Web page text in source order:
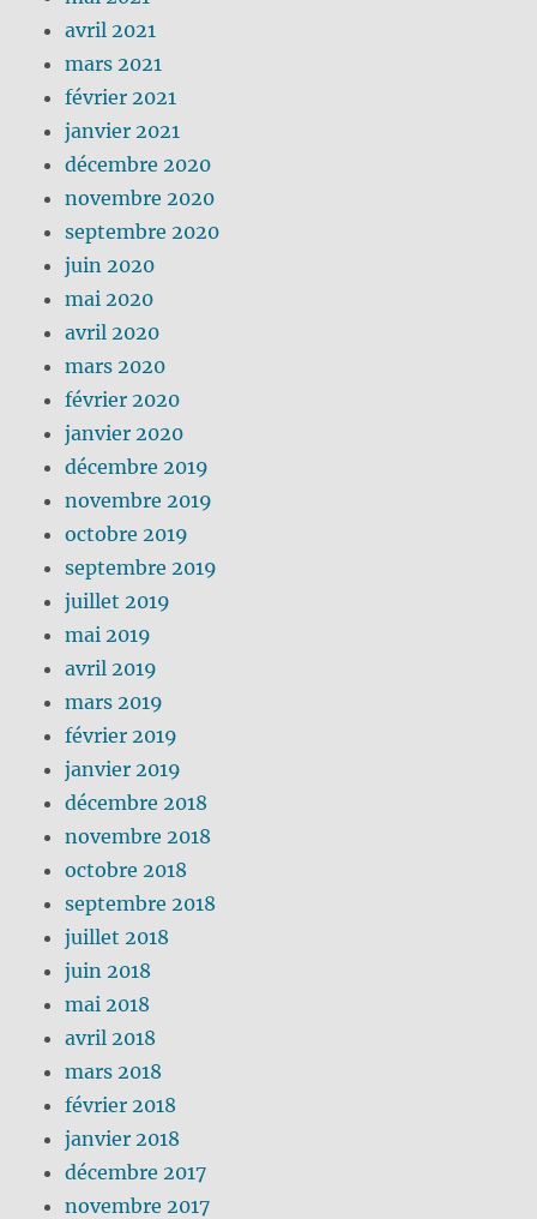
avril 2021
mars 2021
février 2021
janvier 2021
décembre 2020
novembre 2020
septembre 2020
juin 2020
mai 2020
avril 2020
mars 2020
février 2020
janvier 2020
décembre 2019
novembre 2019
octobre 2019
septembre 2019
juillet 2019
mai 2019
avril 2019
mars 2019
février 2019
janvier 2019
décembre 2018
novembre 2018
octobre 2018
septembre 2018
juillet 2018
juin 2018
mai 2018
avril 2018
mars 2018
février 2018
janvier 2018
décembre 2017
novembre 2017